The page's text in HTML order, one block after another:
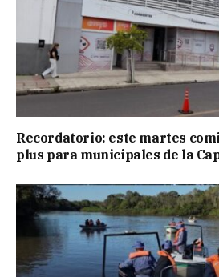
Recordatorio: este martes
plus para municipales de la